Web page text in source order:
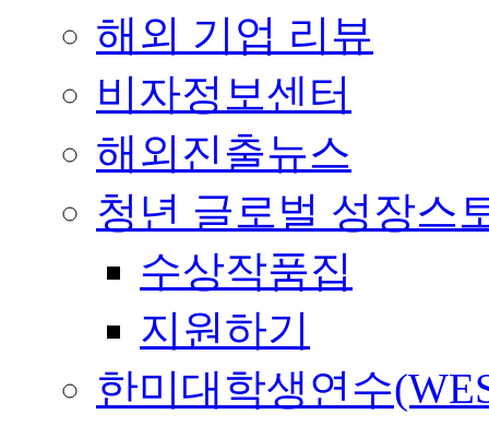
해외 기업 리뷰
비자정보센터
해외진출뉴스
청년 글로벌 성장스
수상작품집
지원하기
한미대학생연수